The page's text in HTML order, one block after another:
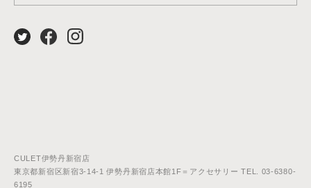
CULET伊勢丹新宿店
東京都新宿区新宿3-14-1 伊勢丹新宿店本館1F＝アクセサリー TEL. 03-6380-
6195